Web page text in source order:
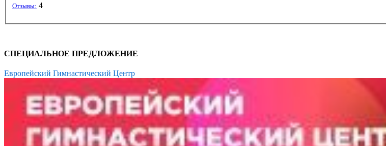
Отзывы: 4
СПЕЦИАЛЬНОЕ ПРЕДЛОЖЕНИЕ
Европейский Гимнастический Центр